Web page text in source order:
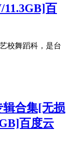
11.3GB]百
校舞蹈科，是台
辑合集[无损
百度云